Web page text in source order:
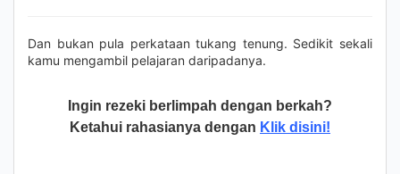
Dan bukan pula perkataan tukang tenung. Sedikit sekali
kamu mengambil pelajaran daripadanya.
Ingin rezeki berlimpah dengan berkah?
Ketahui rahasianya dengan Klik disini!